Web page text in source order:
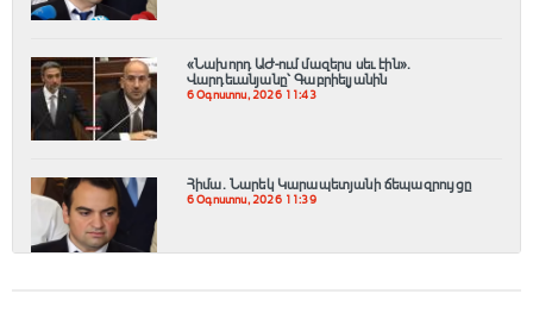
«Նախորդ ԱԺ-ում մազերս սեւ էին».
Վարդեւանյանը՝ Գաբրիելյանին
6 Օգոստոս, 2026 11:43
Հիմա. Նարեկ Կարապետյանի ճեպազրույցը
6 Օգոստոս, 2026 11:39